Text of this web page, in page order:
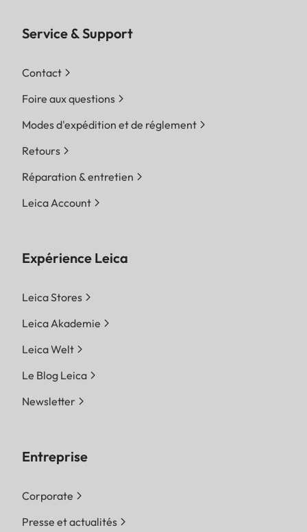
Service & Support
Contact
Foire aux questions
Modes d'expédition et de réglement
Retours
Réparation & entretien
Leica Account
Expérience Leica
Leica Stores
Leica Akademie
Leica Welt
Le Blog Leica
Newsletter
Entreprise
Corporate
Presse et actualités